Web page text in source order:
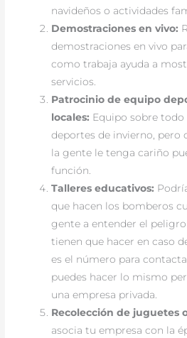
navideños o actividades
Demostraciones en vivo:
demostraciones en vivo
como trabaja ayuda a
servicios.
Patrocinio de equipo
locales: Equipo sobre
deportes de invierno, pero
la gente le tenga cariño
función.
Talleres educativos:
que hacen los bomberos
gente a entender el
tienen que hacer en caso
es el número para
puedes hacer lo mismo
una empresa privada.
Recolección de juguetes
asocia tu empresa con la